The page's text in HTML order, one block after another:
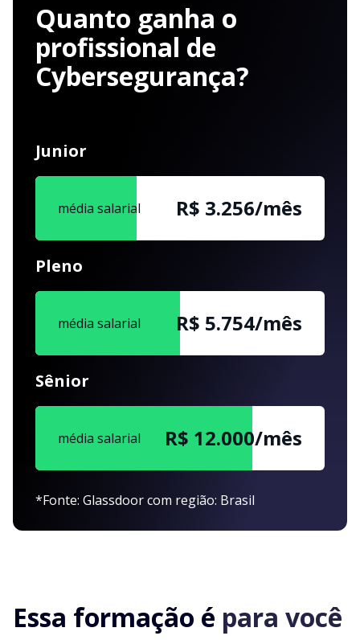
Quanto ganha o
profissional de
Cybersegurança?
Junior
média salarial R$ 3.256/mês
Pleno
média salarial R$ 5.754/mês
Sênior
média salarial R$ 12.000/mês
*Fonte: Glassdoor com região: Brasil
Essa formação é para você